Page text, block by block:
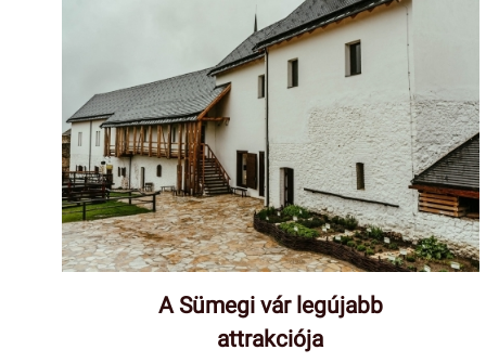
A Sümegi vár legújabb
attrakciója